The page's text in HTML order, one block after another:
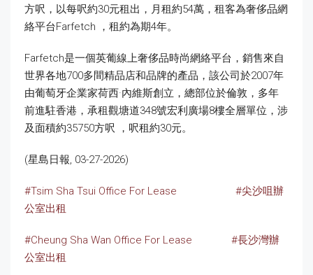
方呎，以每呎約30元租出，月租約54萬，租客為奢侈品網
絡平台Farfetch ，租約為期4年。
Farfetch是一個英葡線上奢侈品時尚網絡平台，銷售來自
世界各地700多間精品店和品牌的產品，該公司於2007年
由葡萄牙企業家荷西·內維斯創立，總部位於倫敦，多年
前進駐香港，承租觀塘道348號宏利廣場8樓全層單位，涉
及面積約35750方呎 ，呎租約30元。
(星島日報, 03-27-2026)
#Tsim Sha Tsui Office For Lease
#尖沙咀辦
公室出租
#Cheung Sha Wan Office For Lease
#長沙灣辦
公室出租